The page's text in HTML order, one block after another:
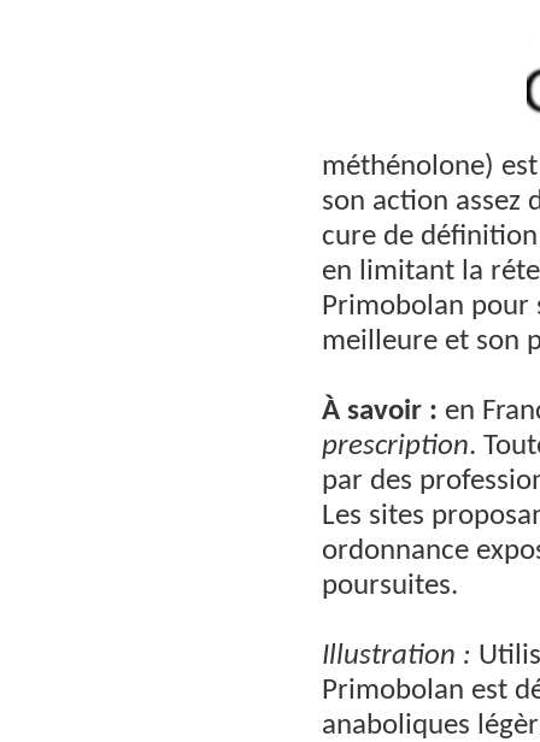
méthénolone)
son action assez
cure de
en limitant la
Primobolan pour
meilleure et son
À savoir : en
prescription.
par des
Les sites
ordonnance
poursuites.
Illustration :
Primobolan est
anaboliques